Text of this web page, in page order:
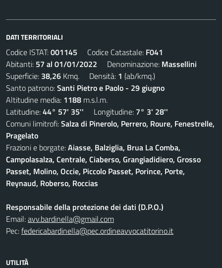
DATI TERRITORIALI
Codice ISTAT:001145 Codice Catastale: F041
Abitanti: 57 al 01/01/2022 Denominazione: Massellini
Superficie: 38,26 Kmq. Densità: 1 (ab/kmq.)
Santo patrono:Santi Pietro e Paolo - 29 giugno
Altitudine media: 1188 m.s.l.m.
Latitudine:44° 57' 35'' Longitudine: 7° 3' 28''
Comuni limitrofi:Salza di Pinerolo, Perrero, Roure, Fenestrelle,
Pragelato
Frazioni e borgate:Aiasse, Balziglia, Brua La Comba,
Campolasalza, Centrale, Ciaberso, Grangiadidiero, Grosso
Passet, Molino, Occie, Piccolo Passet, Porince, Porte,
Reynaud, Roberso, Roccias
Responsabile della protezione dei dati (D.P.O.)
Email:avv.bardinella@gmail.com
Pec:federicabardinella@pec.ordineavvocatitorino.it
UTILITÀ